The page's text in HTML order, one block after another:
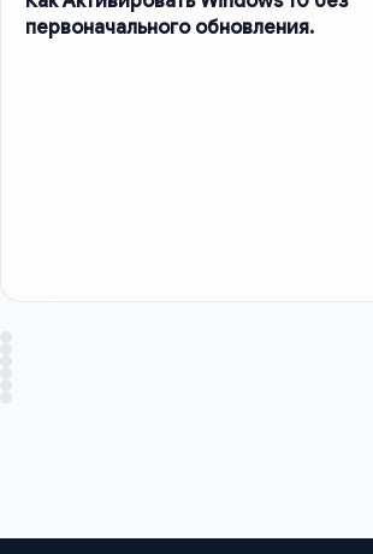
первоначального обновления.